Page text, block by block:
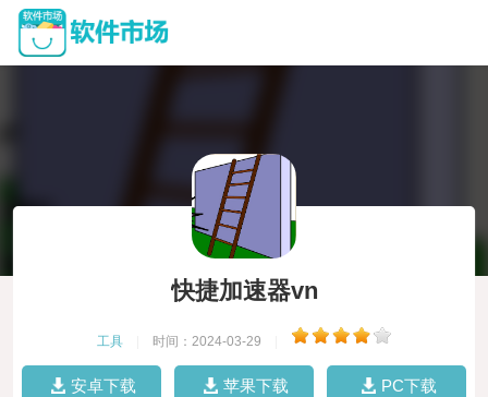
快捷加速器vn
工具 时间：2024-03-29
安卓下载 苹果下载 PC下载